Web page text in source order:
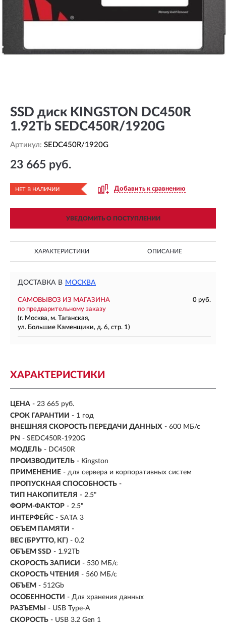
SSD диск KINGSTON DC450R
1.92Tb SEDC450R/1920G
Артикул: SEDC450R/1920G
23 665 руб.
НЕТ В НАЛИЧИИ Добавить к сравнению
УВЕДОМИТЬ О ПОСТУПЛЕНИИ
ХАРАКТЕРИСТИКИ ОПИСАНИЕ
ДОСТАВКА В МОСКВА
САМОВЫВОЗ ИЗ МАГАЗИНА
0 руб.
по предварительному заказу
(г. Москва, м. Таганская,
ул. Большие Каменщики, д. 6, стр. 1)
ХАРАКТЕРИСТИКИ
ЦЕНА - 23 665 руб.
СРОК ГАРАНТИИ - 1 год
ВНЕШНЯЯ СКОРОСТЬ ПЕРЕДАЧИ ДАННЫХ - 600 МБ/с
PN - SEDC450R-1920G
МОДЕЛЬ - DC450R
ПРОИЗВОДИТЕЛЬ - Kingston
ПРИМЕНЕНИЕ - для сервера и корпоративных систем
ПРОПУСКНАЯ СПОСОБНОСТЬ -
ТИП НАКОПИТЕЛЯ - 2.5"
ФОРМ-ФАКТОР - 2.5"
ИНТЕРФЕЙС - SATA 3
ОБЪЕМ ПАМЯТИ -
ВЕС (БРУТТО, КГ) - 0.2
ОБЪЕМ SSD - 1.92Tb
СКОРОСТЬ ЗАПИСИ - 530 МБ/с
СКОРОСТЬ ЧТЕНИЯ - 560 МБ/с
ОБЪЕМ - 512Gb
ОСОБЕННОСТИ - Для хранения данных
РАЗЪЕМЫ
- USB Type-A
СКОРОСТЬ - USB 3.2 Gen 1